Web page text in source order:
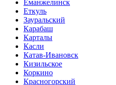
Еманжелинск
Еткуль
Зауральский
Карабаш
Карталы
Касли
Катав-Ивановск
Кизильское
Коркино
Красногорский